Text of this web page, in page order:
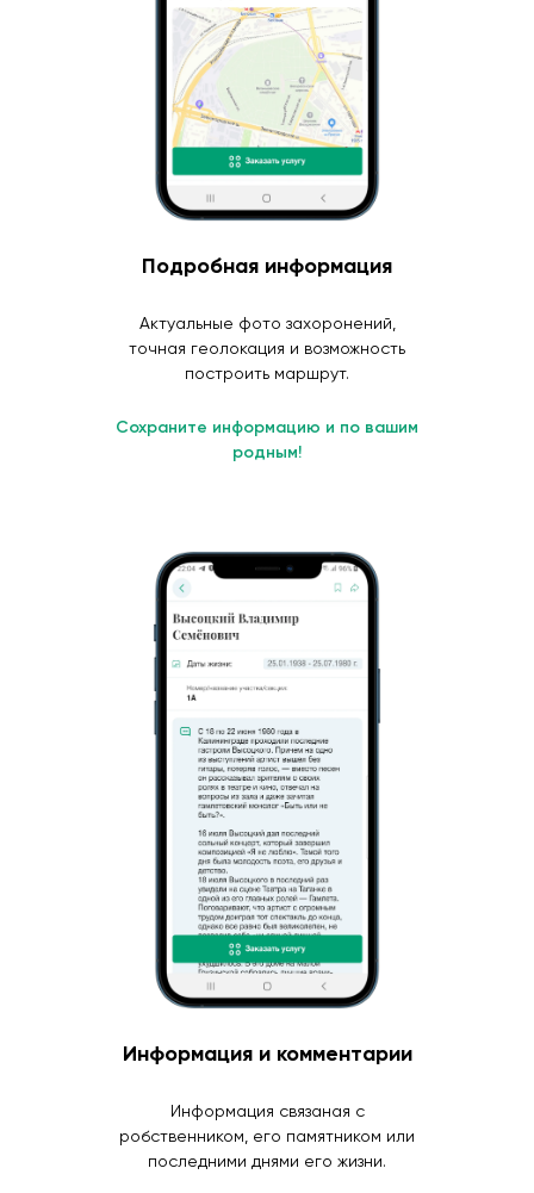
Подробная информация
Актуальные фото захоронений,
точная геолокация и возможность
построить маршрут.
Сохраните информацию и по вашим
родным!
Информация и комментарии
Информация связаная с
робственником, его памятником или
последними днями его жизни.